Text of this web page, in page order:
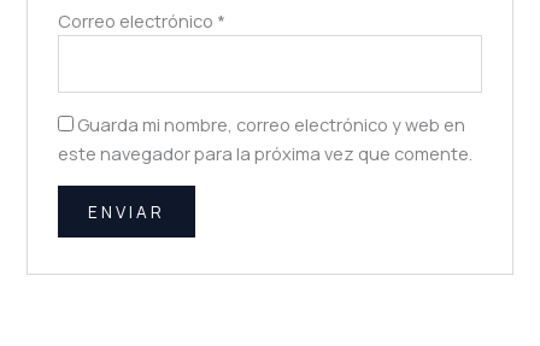
Correo electrónico *
Guarda mi nombre, correo electrónico y web en
este navegador para la próxima vez que comente.